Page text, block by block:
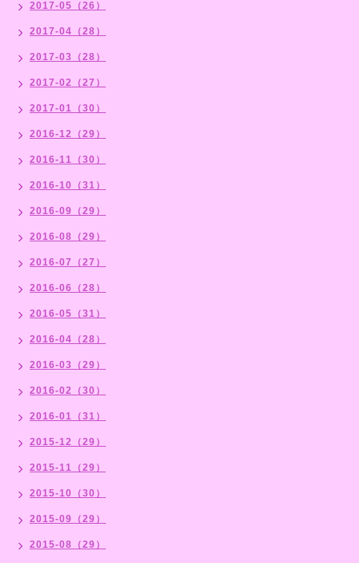
2017-05（26）
2017-04（28）
2017-03（28）
2017-02（27）
2017-01（30）
2016-12（29）
2016-11（30）
2016-10（31）
2016-09（29）
2016-08（29）
2016-07（27）
2016-06（28）
2016-05（31）
2016-04（28）
2016-03（29）
2016-02（30）
2016-01（31）
2015-12（29）
2015-11（29）
2015-10（30）
2015-09（29）
2015-08（29）